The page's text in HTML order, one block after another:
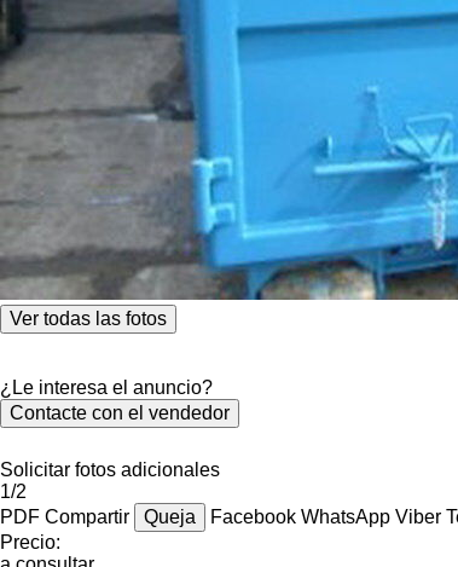
Ver todas las fotos
¿Le interesa el anuncio?
Contacte con el vendedor
Solicitar fotos adicionales
1/2
PDF Compartir Queja Facebook WhatsApp Viber
Precio: